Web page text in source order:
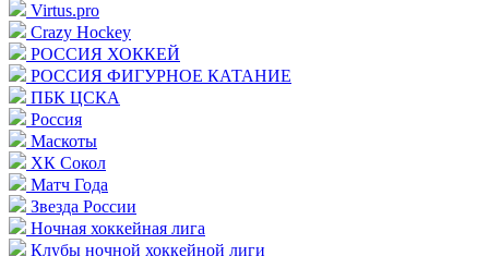
Virtus.pro
Crazy Hockey
РОССИЯ ХОККЕЙ
РОССИЯ ФИГУРНОЕ КАТАНИЕ
ПБК ЦСКА
Россия
Маскоты
ХК Сокол
Матч Года
Звезда России
Ночная хоккейная лига
Клубы ночной хоккейной лиги